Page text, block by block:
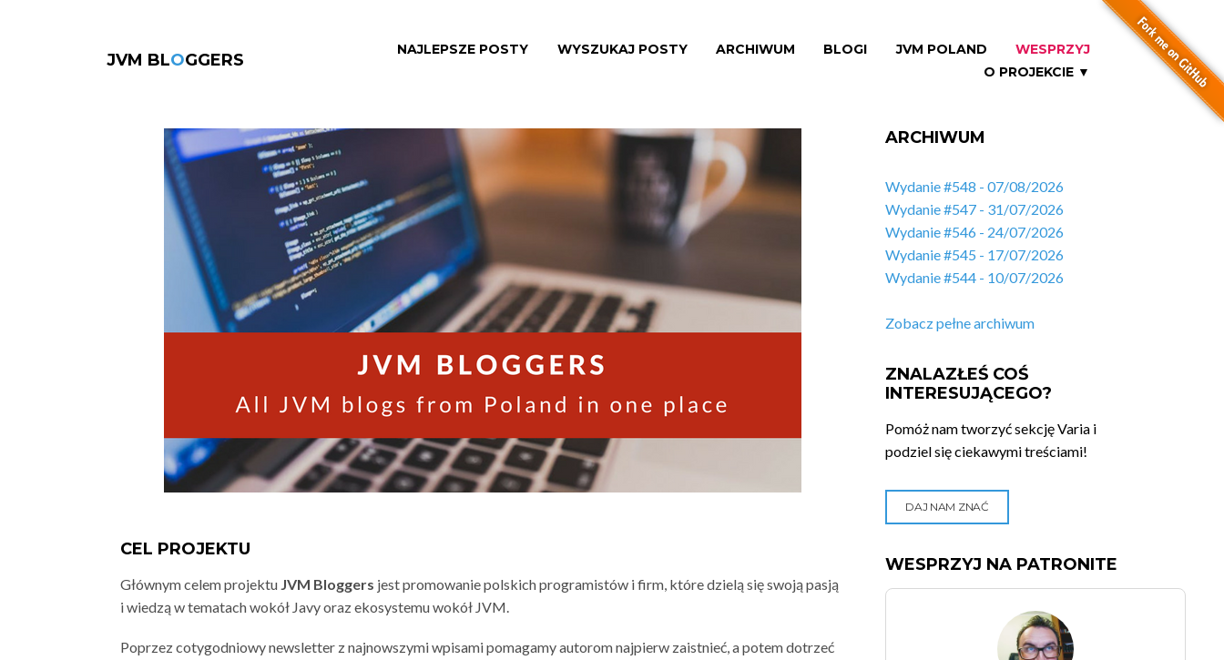
JVM BLOGGERS
NAJLEPSZE POSTY WYSZUKAJ POSTY ARCHIWUM BLOGI JVM POLAND
WESPRZYJ
O PROJEKCIE ▼
CEL PROJEKTU
Głównym celem projektu JVM Bloggers jest promowanie polskich programistów i firm, które dzielą się swoją pasją
i wiedzą w tematach wokół Javy oraz ekosystemu wokół JVM.
Poprzez cotygodniowy newsletter z najnowszymi wpisami pomagamy autorom najpierw zaistnieć, a potem dotrzeć
ARCHIWUM
Wydanie #548 - 07/08/2026
Wydanie #547 - 31/07/2026
Wydanie #546 - 24/07/2026
Wydanie #545 - 17/07/2026
Wydanie #544 - 10/07/2026
Zobacz pełne archiwum
ZNALAZŁEŚ COŚ
INTERESUJĄCEGO?
Pomóż nam tworzyć sekcję Varia i
podziel się ciekawymi treściami!
DAJ NAM ZNAĆ
WESPRZYJ NA PATRONITE